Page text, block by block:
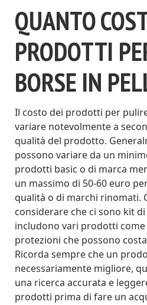
QUANTO
PRODOTTI
BORSE IN
Il costo dei prodotti per
variare notevolmente a
qualità del prodotto.
possono variare da un
prodotti basic o di marca
un massimo di 50-60 euro
qualità o di marchi rinomati.
considerare che ci sono kit
includono vari prodotti
protezioni che possono
Ricorda sempre che un
necessariamente migliore,
una ricerca accurata e
prodotti prima di fare un